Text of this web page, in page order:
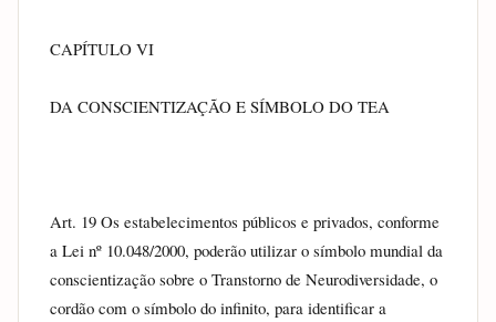
CAPÍTULO VI
DA CONSCIENTIZAÇÃO E SÍMBOLO DO TEA
Art. 19 Os estabelecimentos públicos e privados, conforme
a Lei nº 10.048/2000, poderão utilizar o símbolo mundial da
conscientização sobre o Transtorno de Neurodiversidade, o
cordão com o símbolo do infinito, para identificar a